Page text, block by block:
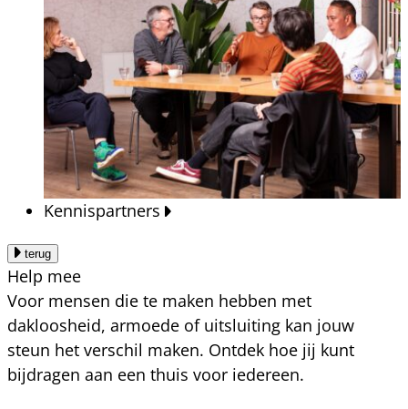
Kennispartners
terug
Help mee
Voor mensen die te maken hebben met
dakloosheid, armoede of uitsluiting kan jouw
steun het verschil maken. Ontdek hoe jij kunt
bijdragen aan een thuis voor iedereen.